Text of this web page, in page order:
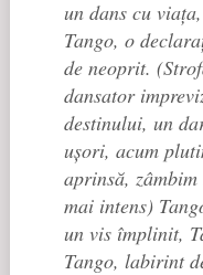
un dans cu
Tango, o
de neoprit.
dansator
destinului, un
ușori, acum
aprinsă,
mai intens)
un vis împlinit,
Tango, labirint